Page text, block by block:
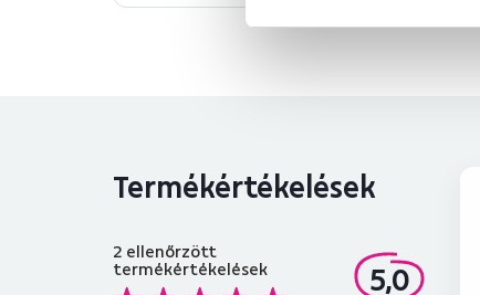
Termékértékelések
5,0
2 ellenőrzött
termékértékelések